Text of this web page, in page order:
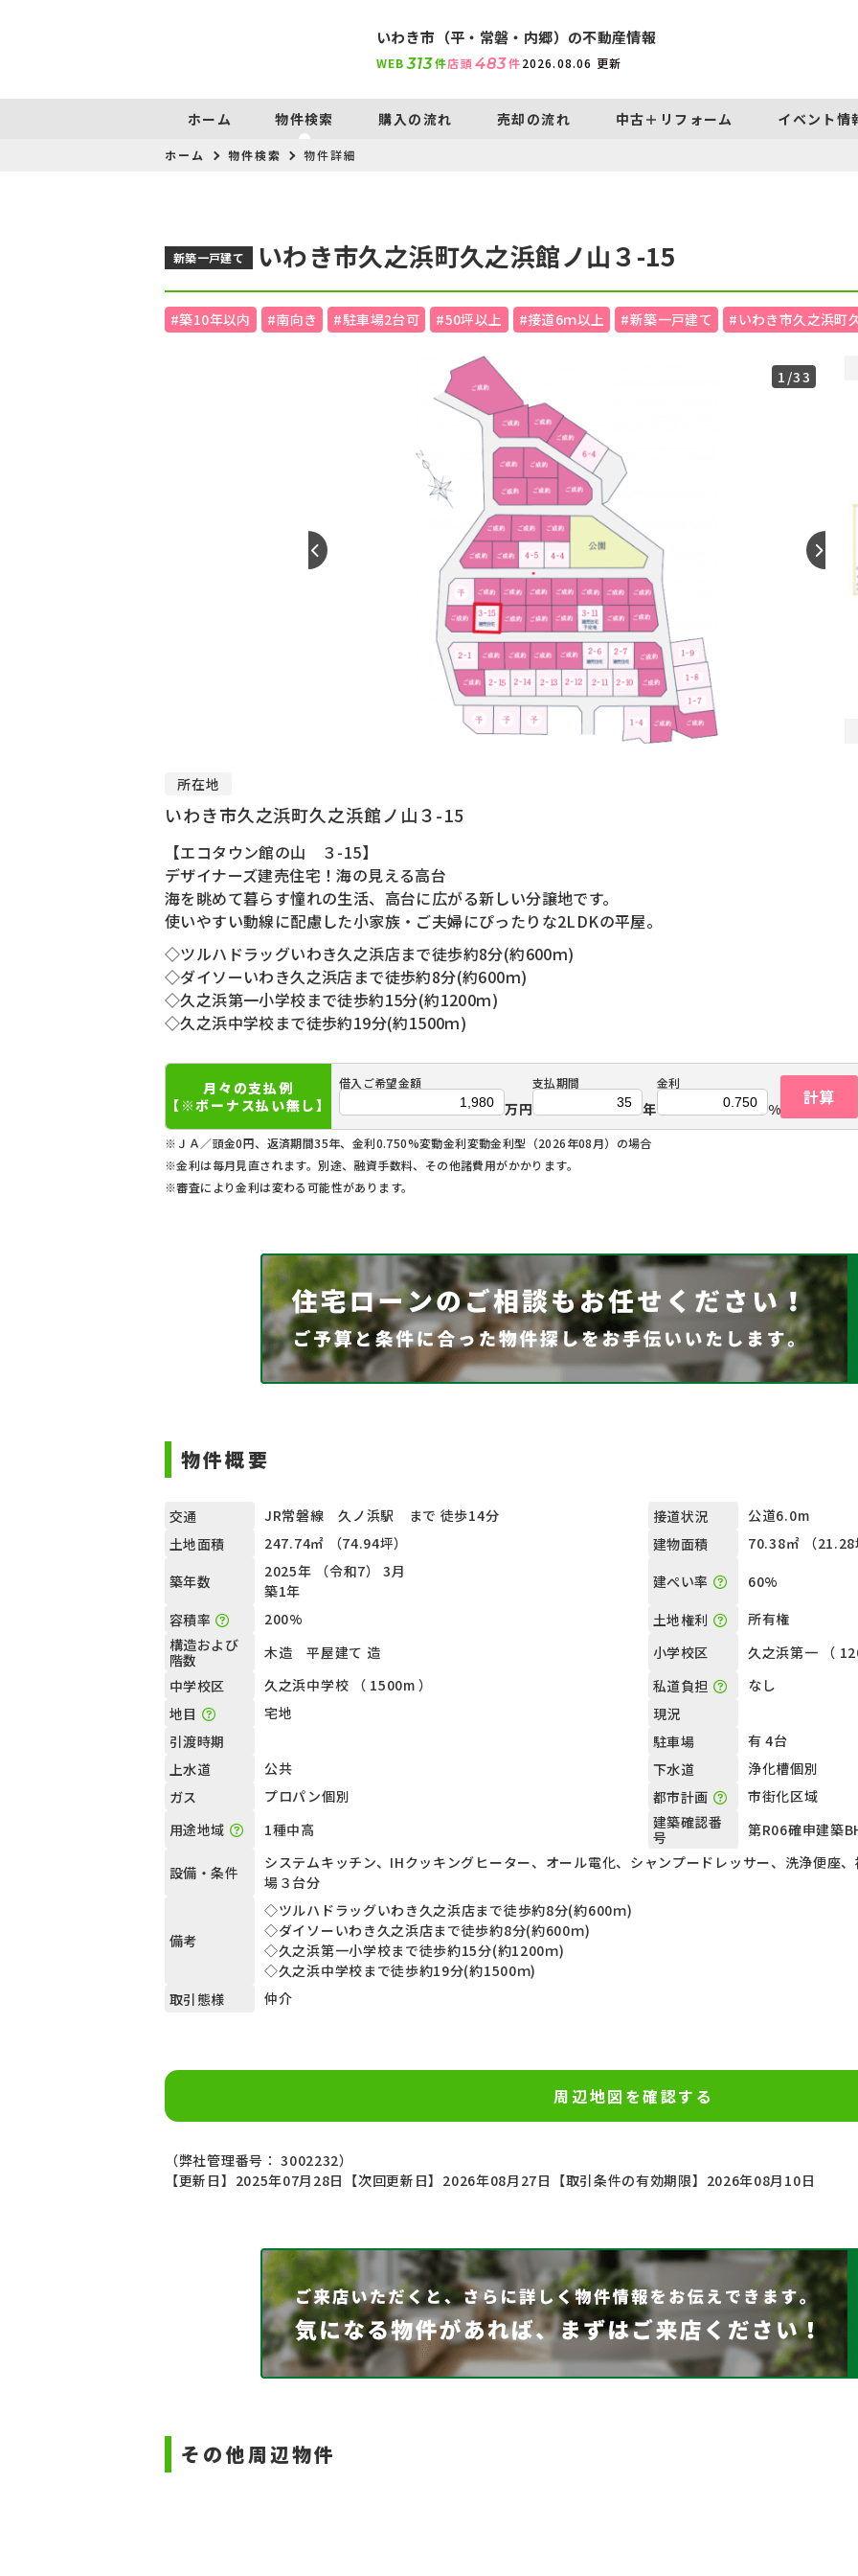
いわき市（平・常磐・内郷）の不動産情報
WEB 313件店頭483件2026.08.06 更新
ホーム 物件検索 購入の流れ 売却の流れ 中古＋リフォーム イベント情
ホーム 物件検索 物件詳細
新築一戸建て いわき市久之浜町久之浜館ノ山３-15
#築10年以内 #南向き #駐車場2台可 #50坪以上 #接道6ｍ以上 #新築一戸建て #いわき市久之浜町
1 /33
所在地
いわき市久之浜町久之浜館ノ山３-15
【エコタウン館の山 ３-15】
デザイナーズ建売住宅！海の見える高台
海を眺めて暮らす憧れの生活、高台に広がる新しい分譲地です。
使いやすい動線に配慮した小家族・ご夫婦にぴったりな2LDKの平屋。
◇ツルハドラッグいわき久之浜店まで徒歩約8分(約600ｍ)
◇ダイソーいわき久之浜店まで徒歩約8分(約600ｍ)
◇久之浜第一小学校まで徒歩約15分(約1200ｍ)
◇久之浜中学校まで徒歩約19分(約1500ｍ)
月々の支払例
【※ボーナス払い無し】
借入ご希望金額
万円
支払期間
年
金利
%
計算
※ＪＡ／頭金0円、返済期間35年、金利0.750%変動金利変動金利型（2026年08月）の場合
※金利は毎月見直されます。別途、融資手数料、その他諸費用がかかります。
※審査により金利は変わる可能性があります。
物件概要
交通 JR常磐線 久ノ浜駅 まで 徒歩14分 接道状況
公道6.0m
土地面積
247.74㎡ （74.94坪） 建物面積
70.38㎡ （21.28
築年数
2025年 （令和7） 3月
築1年
建ぺい率
60%
容積率
200% 土地権利
所有権
構造および
階数
木造 平屋建て 造 小学校区
久之浜第一 （
中学校区
久之浜中学校 （ 1500m ） 私道負担
なし
地目
宅地
現況
引渡時期
駐車場
有 4台
上水道
公共 下水道
浄化槽個別
ガス
プロパン個別 都市計画
市街化区域
用途地域
1種中高
建築確認番
号
第R06確申建築
設備・条件
システムキッチン、IHクッキングヒーター、オール電化、シャンプードレッサー、洗浄便座
場３台分
備考
◇ツルハドラッグいわき久之浜店まで徒歩約8分(約600ｍ)
◇ダイソーいわき久之浜店まで徒歩約8分(約600ｍ)
◇久之浜第一小学校まで徒歩約15分(約1200ｍ)
◇久之浜中学校まで徒歩約19分(約1500ｍ)
取引態様
仲介
周辺地図を確認する
（弊社管理番号： 3002232）
【更新日】2025年07月28日 【次回更新日】2026年08月27日 【取引条件の有効期限】2026年08月10日
その他周辺物件